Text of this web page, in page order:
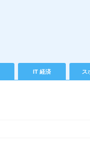
IT 経済 ス